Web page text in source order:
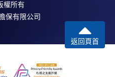
權所有
保有限公司
返回頁首